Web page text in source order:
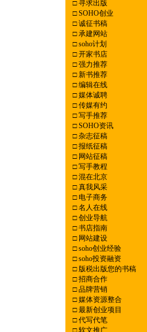
□寻求出版
□SOHO创业
□诚征书稿
□承建网站
□soho计划
□开家书店
□强力推荐
□新书推荐
□编辑在线
□媒体诚聘
□传媒有约
□写手推荐
□SOHO资讯
□杂志征稿
□报纸征稿
□网站征稿
□写手教程
□混在北京
□真我风采
□电子商务
□名人在线
□创业导航
□书店指南
□网站建设
□soho创业经验
□soho投资融资
□版税出版您的书稿
□招商合作
□品牌营销
□媒体资源整合
□最新创业项目
□代写代笔
□软文推广